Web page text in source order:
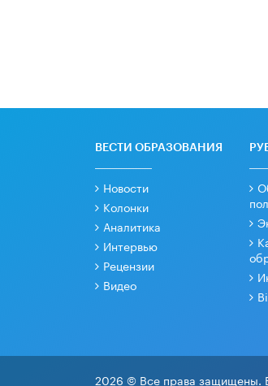
ВЕСТИ ОБРАЗОВАНИЯ
Новости
Колонки
Аналитика
Интервью
Рецензии
Видео
2026 © Все права защищены.